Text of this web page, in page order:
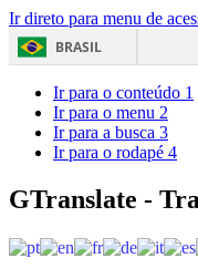
Ir direto para menu de
BRASIL
Ir para o conteúdo 1
Ir para o menu 2
Ir para a busca 3
Ir para o rodapé 4
GTranslate -